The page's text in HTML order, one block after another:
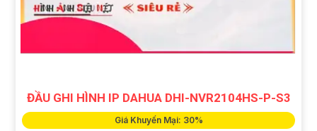
ĐẦU GHI HÌNH IP DAHUA DHI-NVR2104HS-P-S3
Giá Khuyến Mại: 30%